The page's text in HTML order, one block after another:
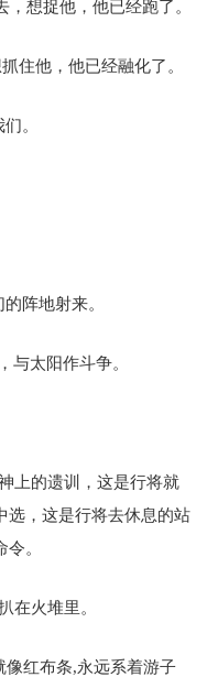
想捉他，他已经跑了。
住他，他已经融化了。
。
阵地射来。
与太阳作斗争。
上的遗训，这是行将就
选，这是行将去休息的站
。
在火堆里。
像红布条,永远系着游子